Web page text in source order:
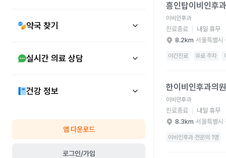
약국 찾기
실시간 의료 상담
건강 정보
앱 다운로드
로그인/가입
흥인탑이비인후
이비인후과
진료종료
내일 휴무
8.2km 서울특별시
야간진료 유료 주차
한이비인후과의원
이비인후과
진료종료
내일 휴무
8.3km 서울특별시
이비인후과 전문의 1명